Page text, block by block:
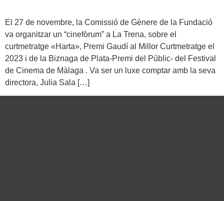
El 27 de novembre, la Comissió de Gènere de la Fundació
va organitzar un “cinefòrum” a La Trena, sobre el
curtmetratge «Harta», Premi Gaudí al Millor Curtmetratge el
2023 i de la Biznaga de Plata-Premi del Públic- del Festival
de Cinema de Màlaga . Va ser un luxe comptar amb la seva
directora, Julia Sala […]